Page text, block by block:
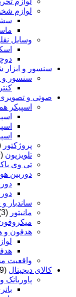
لوازم
وسایل
سنسور و ابزار
سنسور و
صوتی و
اسپیکر
پروژکتور
تلویزیون (19)
تی وی
دوربین
ساندبار
مانیتور (3)
هدفون و
واقعیت
کالای دیجیتال (99)
پاوربانک